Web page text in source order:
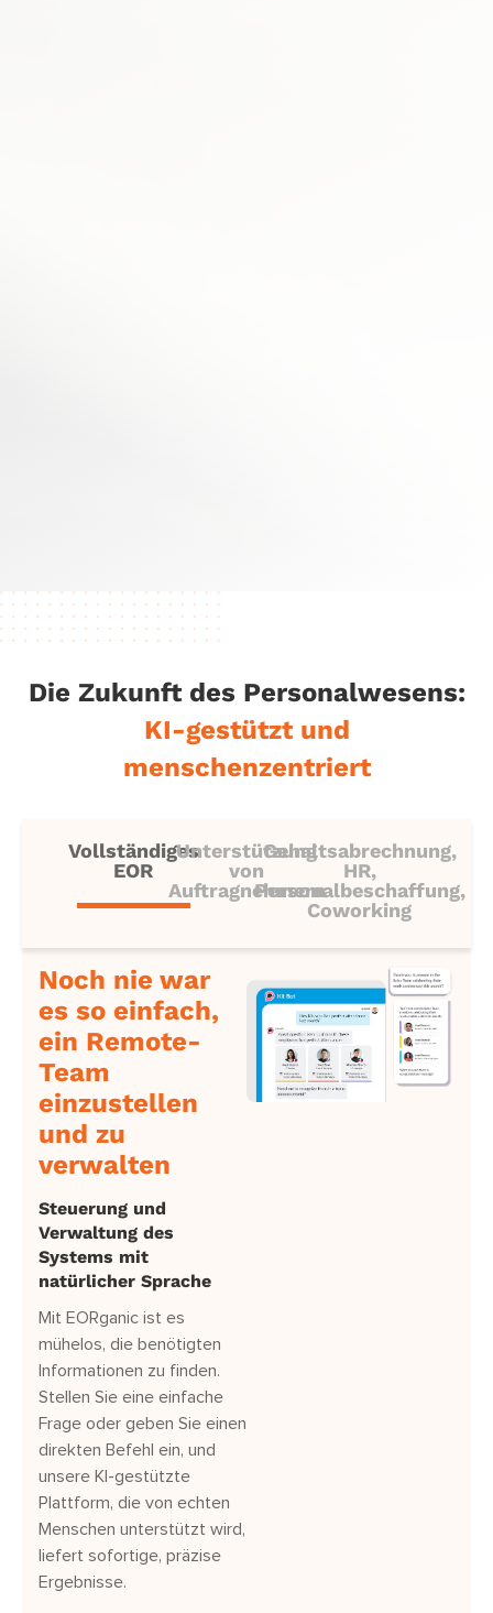
Die Zukunft des Personalwesens:
KI-gestützt und
menschenzentriert
Vollständiges
EOR
Unterstützung
von
Auftragnehmern
Gehaltsabrechnung,
HR,
Personalbeschaffung,
Coworking
Noch nie war
es so einfach,
ein Remote-
Team
einzustellen
und zu
verwalten
Steuerung und
Verwaltung des
Systems mit
natürlicher Sprache
Mit EORganic ist es
mühelos, die benötigten
Informationen zu finden.
Stellen Sie eine einfache
Frage oder geben Sie einen
direkten Befehl ein, und
unsere KI-gestützte
Plattform, die von echten
Menschen unterstützt wird,
liefert sofortige, präzise
Ergebnisse.